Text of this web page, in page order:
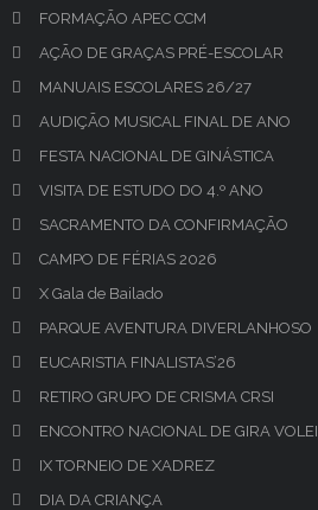
FORMAÇÃO APEC CCM
AÇÃO DE GRAÇAS PRÉ-ESCOLAR
MANUAIS ESCOLARES 26/27
AUDIÇÃO MUSICAL FINAL DE ANO
FESTA NACIONAL DE GINÁSTICA
VISITA DE ESTUDO DO 4.º ANO
SACRAMENTO DA CONFIRMAÇÃO
CAMPO DE FÉRIAS 2026
X Gala de Bailado
PARQUE AVENTURA DIVERLANHOSO
EUCARISTIA FINALISTAS’26
RETIRO GRUPO DE CRISMA CRSI
ENCONTRO NACIONAL DE GIRA VOLEI
IX TORNEIO DE XADREZ
DIA DA CRIANÇA